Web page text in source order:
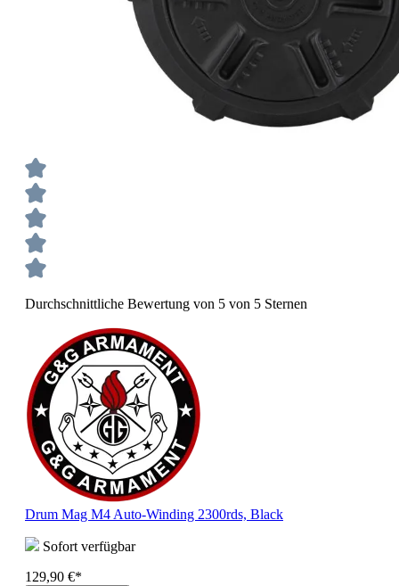
Durchschnittliche Bewertung von 5 von 5 Sternen
Drum Mag M4 Auto-Winding 2300rds, Black
Sofort verfügbar
129,90 €*